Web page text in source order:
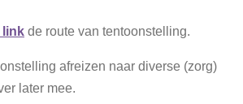
link de route van tentoonstelling.
afreizen naar diverse (zorg)
later mee.